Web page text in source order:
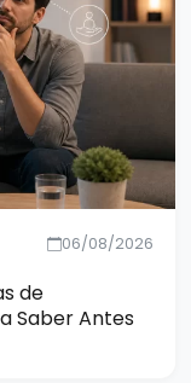
06/08/2026
de
Saber Antes